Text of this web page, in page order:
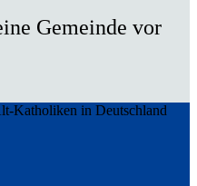
Gemeinde vor
Katholiken in Deutschland